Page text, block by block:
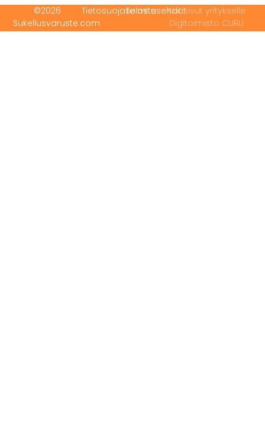
©2026
Sukellusvaruste.com
TietosuojaselosteToimitusehdotKotisivut yritykselle
Digitoimisto CURU